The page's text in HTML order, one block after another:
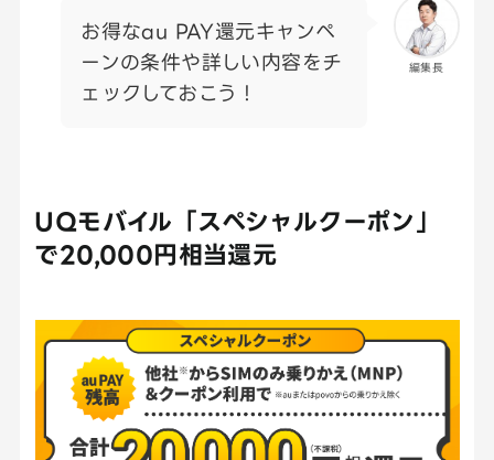
編集長
お得なau PAY還元キャンペ
ーンの条件や詳しい内容をチ
ェックしておこう！
UQモバイル「スペシャルクーポン」
で20,000円相当還元